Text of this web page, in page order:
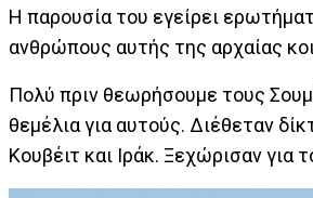
Η παρουσία του εγείρει
ανθρώπους αυτής της αρχαίας
Πολύ πριν θεωρήσουμε τους
θεμέλια για αυτούς. Διέθεταν
Κουβέιτ και Ιράκ. Ξεχώρισαν για